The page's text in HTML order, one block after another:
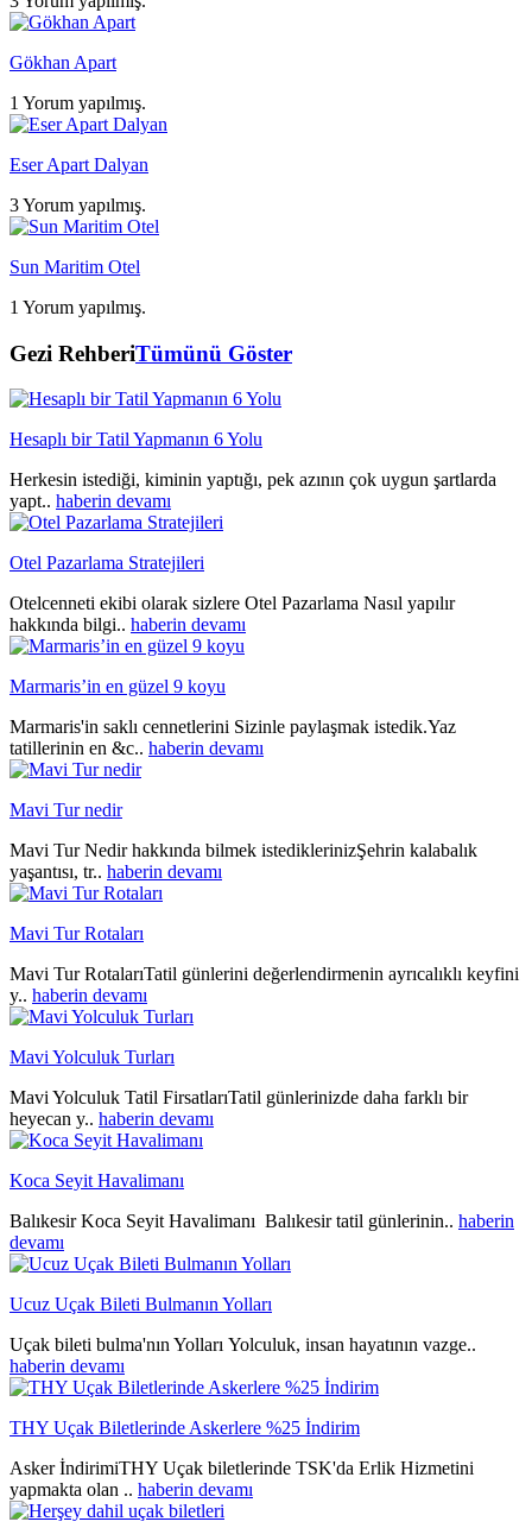
Gökhan Apart
1 Yorum yapılmış.
Eser Apart Dalyan
3 Yorum yapılmış.
Sun Maritim Otel
1 Yorum yapılmış.
Gezi RehberiTümünü Göster
Hesaplı bir Tatil Yapmanın 6 Yolu
Herkesin istediği, kiminin yaptığı, pek azının çok uygun şartlarda
yapt.. haberin devamı
Otel Pazarlama Stratejileri
Otelcenneti ekibi olarak sizlere Otel Pazarlama Nasıl yapılır
hakkında bilgi.. haberin devamı
Marmaris’in en güzel 9 koyu
Marmaris'in saklı cennetlerini Sizinle paylaşmak istedik.Yaz
tatillerinin en &c.. haberin devamı
Mavi Tur nedir
Mavi Tur Nedir hakkında bilmek istediklerinizŞehrin kalabalık
yaşantısı, tr.. haberin devamı
Mavi Tur Rotaları
Mavi Tur RotalarıTatil günlerini değerlendirmenin ayrıcalıklı keyfini
y.. haberin devamı
Mavi Yolculuk Turları
Mavi Yolculuk Tatil FirsatlarıTatil günlerinizde daha farklı bir
heyecan y.. haberin devamı
Koca Seyit Havalimanı
Balıkesir Koca Seyit Havalimanı Balıkesir tatil günlerinin.. haberin
devamı
Ucuz Uçak Bileti Bulmanın Yolları
Uçak bileti bulma'nın Yolları Yolculuk, insan hayatının vazge..
haberin devamı
THY Uçak Biletlerinde Askerlere %25 İndirim
Asker İndirimiTHY Uçak biletlerinde TSK'da Erlik Hizmetini
yapmakta olan .. haberin devamı